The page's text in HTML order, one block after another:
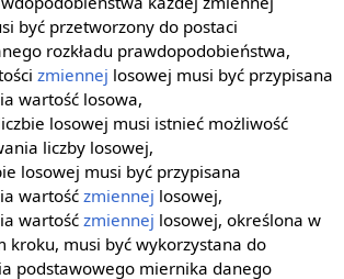
być przetworzony do postaci
rozkładu prawdopodobieństwa,
zmiennej losowej musi być przypisana
wartość losowa,
losowej musi istnieć możliwość
liczby losowej,
losowej musi być przypisana
wartośćzmiennej losowej,
wartośćzmiennej losowej, określona w
kroku, musi być wykorzystana do
podstawowego miernika danego